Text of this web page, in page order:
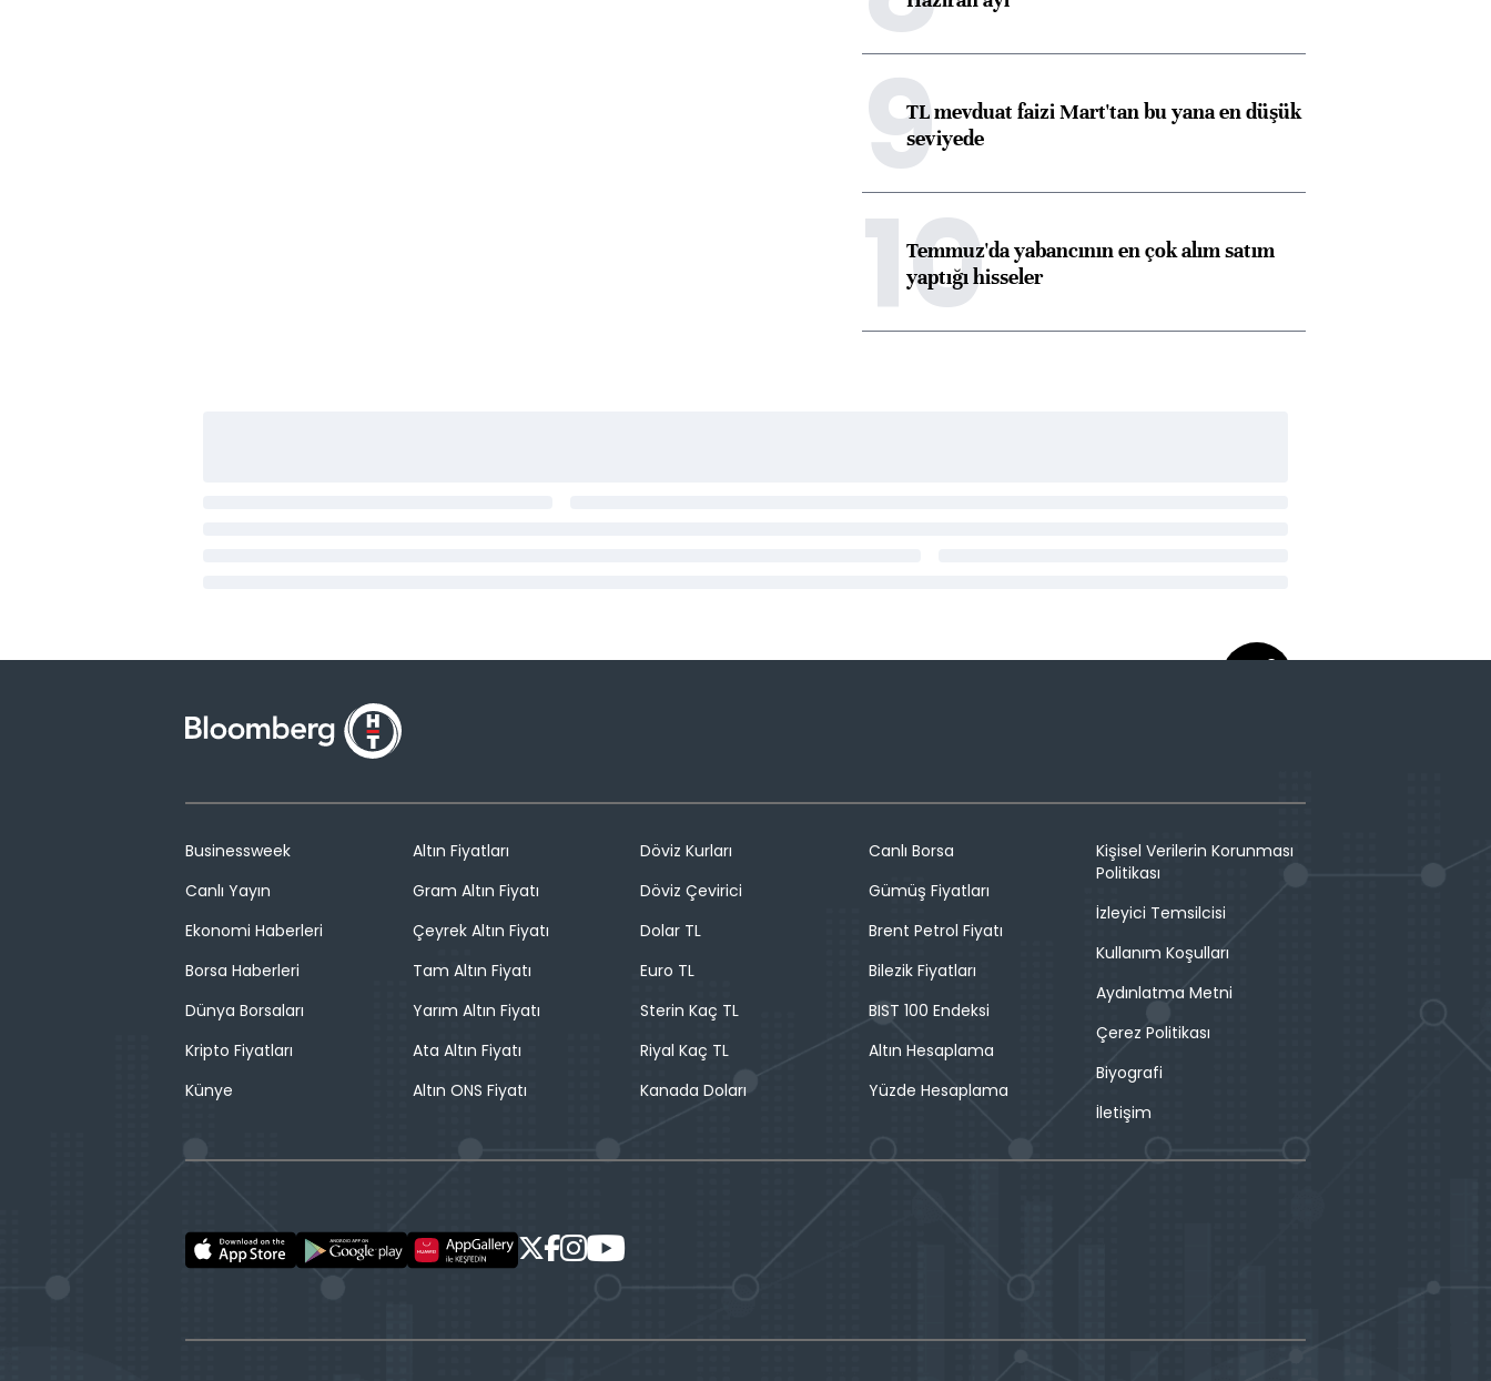
9TL mevduat faizi Mart'tan bu yana en düşük
seviyede
10
Temmuz'da yabancının en çok alım satım
yaptığı hisseler
Businessweek
Canlı Yayın
Ekonomi Haberleri
Borsa Haberleri
Dünya Borsaları
Kripto Fiyatları
Künye
Altın Fiyatları
Gram Altın Fiyatı
Çeyrek Altın Fiyatı
Tam Altın Fiyatı
Yarım Altın Fiyatı
Ata Altın Fiyatı
Altın ONS Fiyatı
Döviz Kurları
Döviz Çevirici
Dolar TL
Euro TL
Sterin Kaç TL
Riyal Kaç TL
Kanada Doları
Canlı Borsa
Gümüş Fiyatları
Brent Petrol Fiyatı
Bilezik Fiyatları
BIST 100 Endeksi
Altın Hesaplama
Yüzde Hesaplama
Kişisel Verilerin Korunması
Politikası
İzleyici Temsilcisi
Kullanım Koşulları
Aydınlatma Metni
Çerez Politikası
Biyografi
İletişim